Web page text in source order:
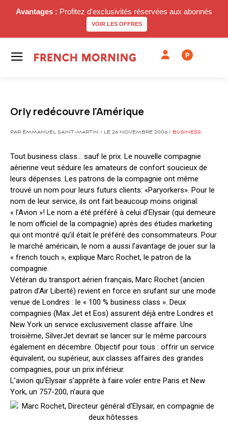
Avantages : Profitez d'exclusivités réservées aux abonnés
VOIR LES OFFRES
P
Orly redécouvre l'Amérique
PAR EMMANUEL SAINT-MARTIN / LE 26 NOVEMBRE 2006 / BUSINESS
Tout business class… sauf le prix. Le nouvelle compagnie
aérienne veut séduire les amateurs de confort soucieux de
leurs dépenses. Les patrons de la compagnie ont même
trouvé un nom pour leurs futurs clients: «Paryorkers». Pour le
nom de leur service, ils ont fait beaucoup moins original:
« l’Avion »! Le nom a été préféré à celui d’Elysair (qui demeure
le nom officiel de la compagnie) après des études marketing
qui ont montré qu’il était le préféré des consommateurs. Pour
le marché américain, le nom a aussi l’avantage de jouer sur la
« french touch », explique Marc Rochet, le patron de la
compagnie.
Vétéran du transport aérien français, Marc Rochet (ancien
patron d’Air Liberté) revient en force en srufant sur une mode
venue de Londres : le « 100 % business class ». Deux
compagnies (Max Jet et Eos) assurent déjà entre Londres et
New York un service exclusivement classe affaire. Une
troisième, SilverJet devrait se lancer sur le même parcours
également en décembre. Objectif pour tous : offrir un service
équivalent, ou supérieur, aux classes affaires des grandes
compagnies, pour un prix inférieur.
L’avion qu’Elysair s’apprête à faire voler entre Paris et New
York, un 757-200, n’aura que